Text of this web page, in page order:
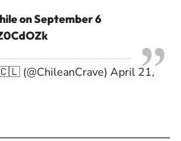
on September 6
(@ChileanCrave) April 21,